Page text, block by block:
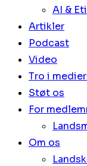
AI &
Artikler
Podcast
Video
Tro i
Støt os
For
Om os